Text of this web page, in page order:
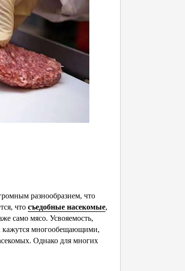
разнообразием, что
что съедобные насекомые,
само мясо. Усвояемость,
кажутся многообещающими,
Однако для многих